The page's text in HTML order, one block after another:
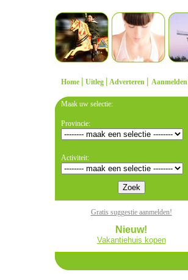
Home | Uitleg | Adverteren | Aanmelden
Maak uw selectie:
Provincie:
Activiteit:
Gratis suggestie aanmelden!
Nieuw!
Vakantiehuis kopen